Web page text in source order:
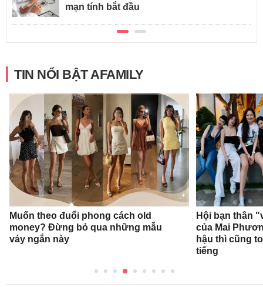
mạn tính bắt đầu
TIN NỔI BẬT AFAMILY
Muốn theo đuổi phong cách old
money? Đừng bỏ qua những mẫu
váy ngắn này
Hội bạn thân
của Mai
hậu thì cũng
tiếng